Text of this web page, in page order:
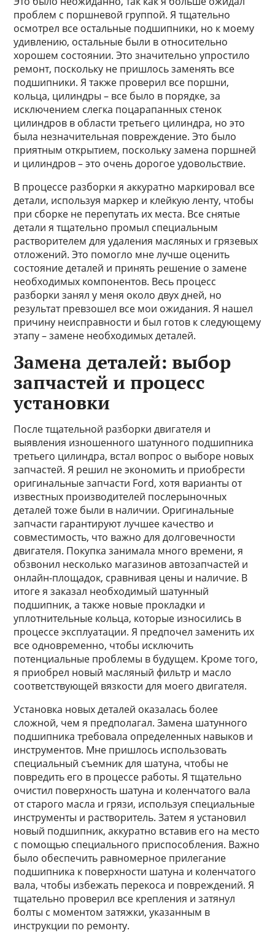
проблем с поршневой группой. Я тщательно
осмотрел все остальные подшипники, но к моему
удивлению, остальные были в относительно
хорошем состоянии. Это значительно упростило
ремонт, поскольку не пришлось заменять все
подшипники. Я также проверил все поршни,
кольца, цилиндры – все было в порядке, за
исключением слегка поцарапанных стенок
цилиндров в области третьего цилиндра, но это
была незначительная повреждение. Это было
приятным открытием, поскольку замена поршней
и цилиндров – это очень дорогое удовольствие.
В процессе разборки я аккуратно маркировал все
детали, используя маркер и клейкую ленту, чтобы
при сборке не перепутать их места. Все снятые
детали я тщательно промыл специальным
растворителем для удаления масляных и грязевых
отложений. Это помогло мне лучше оценить
состояние деталей и принять решение о замене
необходимых компонентов. Весь процесс
разборки занял у меня около двух дней, но
результат превзошел все мои ожидания. Я нашел
причину неисправности и был готов к следующему
этапу – замене необходимых деталей.
Замена деталей: выбор
запчастей и процесс
установки
После тщательной разборки двигателя и
выявления изношенного шатунного подшипника
третьего цилиндра, встал вопрос о выборе новых
запчастей. Я решил не экономить и приобрести
оригинальные запчасти Ford, хотя варианты от
известных производителей послерыночных
деталей тоже были в наличии. Оригинальные
запчасти гарантируют лучшее качество и
совместимость, что важно для долговечности
двигателя. Покупка занимала много времени, я
обзвонил несколько магазинов автозапчастей и
онлайн-площадок, сравнивая цены и наличие. В
итоге я заказал необходимый шатунный
подшипник, а также новые прокладки и
уплотнительные кольца, которые износились в
процессе эксплуатации. Я предпочел заменить их
все одновременно, чтобы исключить
потенциальные проблемы в будущем. Кроме того,
я приобрел новый масляный фильтр и масло
соответствующей вязкости для моего двигателя.
Установка новых деталей оказалась более
сложной, чем я предполагал. Замена шатунного
подшипника требовала определенных навыков и
инструментов. Мне пришлось использовать
специальный съемник для шатуна, чтобы не
повредить его в процессе работы. Я тщательно
очистил поверхность шатуна и коленчатого вала
от старого масла и грязи, используя специальные
инструменты и растворитель. Затем я установил
новый подшипник, аккуратно вставив его на место
с помощью специального приспособления. Важно
было обеспечить равномерное прилегание
подшипника к поверхности шатуна и коленчатого
вала, чтобы избежать перекоса и повреждений. Я
тщательно проверил все крепления и затянул
болты с моментом затяжки, указанным в
инструкции по ремонту.